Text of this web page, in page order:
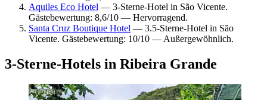
Aquiles Eco Hotel — 3-Sterne-Hotel in São Vicente.
Gästebewertung: 8,6/10 — Hervorragend.
Santa Cruz Boutique Hotel — 3.5-Sterne-Hotel in São
Vicente. Gästebewertung: 10/10 — Außergewöhnlich.
3-Sterne-Hotels in Ribeira Grande